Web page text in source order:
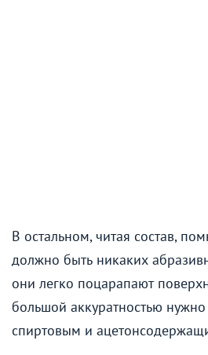
В остальном, читая состав,
должно быть никаких
они легко поцарапают
большой аккуратностью нужно
спиртовым и